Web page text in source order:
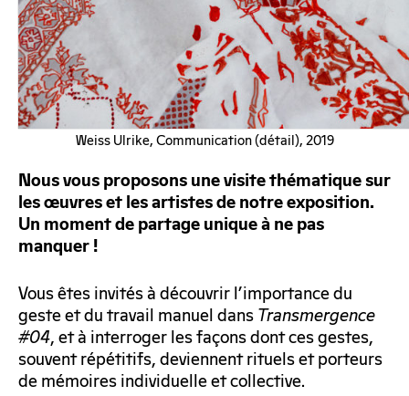
Weiss Ulrike, Communication (détail), 2019
Nous vous proposons une visite thématique sur
les œuvres et les artistes de notre exposition.
Un moment de partage unique à ne pas
manquer !
Vous êtes invités à découvrir l’importance du
geste et du travail manuel dansTransmergence
#04, et à interroger les façons dont ces gestes,
souvent répétitifs, deviennent rituels et porteurs
de mémoires individuelle et collective.